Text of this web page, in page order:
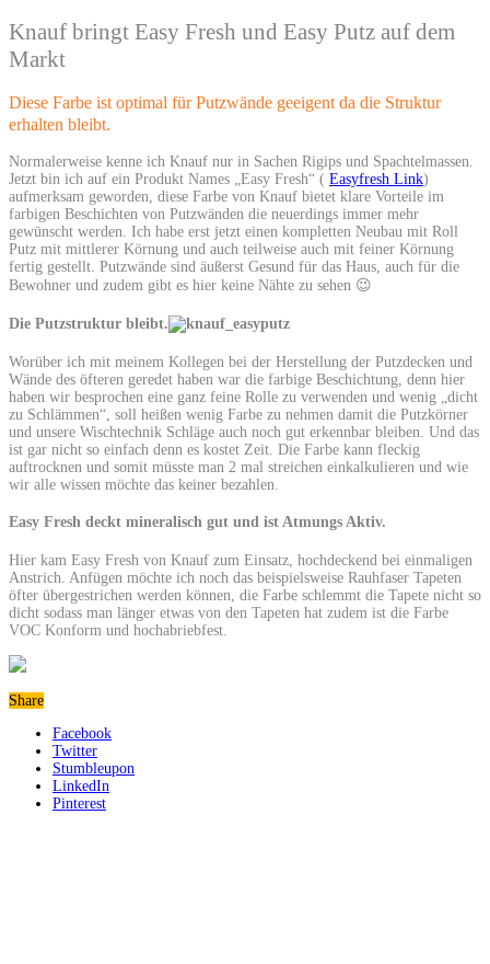
Knauf bringt Easy Fresh und Easy Putz auf dem
Markt
Diese Farbe ist optimal für Putzwände geeigent da die Struktur
erhalten bleibt.
Normalerweise kenne ich Knauf nur in Sachen Rigips und Spachtelmassen.
Jetzt bin ich auf ein Produkt Names „Easy Fresh“ ( Easyfresh Link)
aufmerksam geworden, diese Farbe von Knauf bietet klare Vorteile im
farbigen Beschichten von Putzwänden die neuerdings immer mehr
gewünscht werden. Ich habe erst jetzt einen kompletten Neubau mit Roll
Putz mit mittlerer Körnung und auch teilweise auch mit feiner Körnung
fertig gestellt. Putzwände sind äußerst Gesund für das Haus, auch für die
Bewohner und zudem gibt es hier keine Nähte zu sehen 😉
Die Putzstruktur bleibt.
Worüber ich mit meinem Kollegen bei der Herstellung der Putzdecken und
Wände des öfteren geredet haben war die farbige Beschichtung, denn hier
haben wir besprochen eine ganz feine Rolle zu verwenden und wenig „dicht
zu Schlämmen“, soll heißen wenig Farbe zu nehmen damit die Putzkörner
und unsere Wischtechnik Schläge auch noch gut erkennbar bleiben. Und das
ist gar nicht so einfach denn es kostet Zeit. Die Farbe kann fleckig
auftrocknen und somit müsste man 2 mal streichen einkalkulieren und wie
wir alle wissen möchte das keiner bezahlen.
Easy Fresh deckt mineralisch gut und ist Atmungs Aktiv.
Hier kam Easy Fresh von Knauf zum Einsatz, hochdeckend bei einmaligen
Anstrich. Anfügen möchte ich noch das beispielsweise Rauhfaser Tapeten
öfter übergestrichen werden können, die Farbe schlemmt die Tapete nicht so
dicht sodass man länger etwas von den Tapeten hat zudem ist die Farbe
VOC Konform und hochabriebfest.
Share
Facebook
Twitter
Stumbleupon
LinkedIn
Pinterest